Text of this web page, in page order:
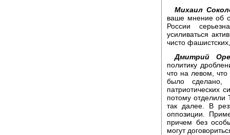
Михаил
ваше мнение об
России
усиливаться
чисто
Дмитрий
политику
что на левом,
было сделано,
патриотических
потому отделили
так далее. В
оппозиции.
причем без
могут